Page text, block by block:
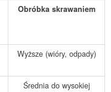
Obróbka skrawaniem
Wyższe (wióry, odpady)
Średnia do wysokiej